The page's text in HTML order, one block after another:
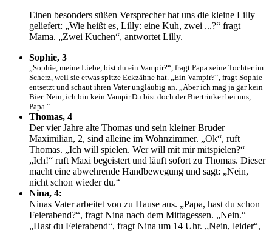
Einen besonders süßen Versprecher hat uns die kleine Lilly
geliefert: „Wie heißt es, Lilly: eine Kuh, zwei ...?“ fragt
Mama. „Zwei Kuchen“, antwortet Lilly.
Sophie, 3
„Sophie, meine Liebe, bist du ein Vampir?“, fragt Papa seine Tochter im
Scherz, weil sie etwas spitze Eckzähne hat. „Ein Vampir?“, fragt Sophie
entsetzt und schaut ihren Vater ungläubig an. „Aber ich mag ja gar kein
Bier. Nein, ich bin kein Vampir.Du bist doch der Biertrinker bei uns,
Papa.“
Thomas, 4
Der vier Jahre alte Thomas und sein kleiner Bruder
Maximilian, 2, sind alleine im Wohnzimmer. „Ok“, ruft
Thomas. „Ich will spielen. Wer will mit mir mitspielen?“
„Ich!“ ruft Maxi begeistert und läuft sofort zu Thomas. Dieser
macht eine abwehrende Handbewegung und sagt: „Nein,
nicht schon wieder du.“
Nina, 4:
Ninas Vater arbeitet von zu Hause aus. „Papa, hast du schon
Feierabend?“, fragt Nina nach dem Mittagessen. „Nein.“
„Hast du Feierabend“, fragt Nina um 14 Uhr. „Nein, leider“,